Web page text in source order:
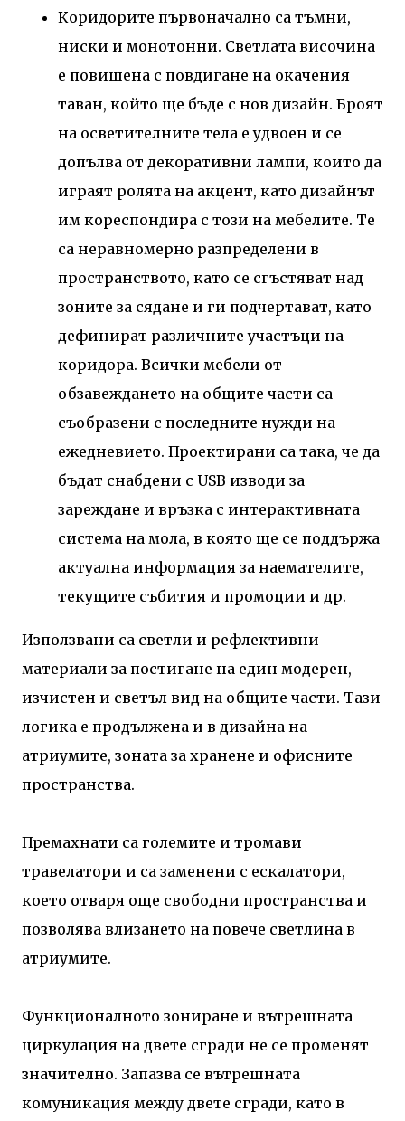
Коридорите първоначално са тъмни,
ниски и монотонни. Светлата височина
е повишена с повдигане на окачения
таван, който ще бъде с нов дизайн. Броят
на осветителните тела е удвоен и се
допълва от декоративни лампи, които да
играят ролята на акцент, като дизайнът
им кореспондира с този на мебелите. Те
са неравномерно разпределени в
пространството, като се сгъстяват над
зоните за сядане и ги подчертават, като
дефинират различните участъци на
коридора. Всички мебели от
обзавеждането на общите части са
съобразени с последните нужди на
ежедневието. Проектирани са така, че да
бъдат снабдени с USB изводи за
зареждане и връзка с интерактивната
система на мола, в която ще се поддържа
актуална информация за наемателите,
текущите събития и промоции и др.
Използвани са светли и рефлективни
материали за постигане на един модерен,
изчистен и светъл вид на общите части. Тази
логика е продължена и в дизайна на
атриумите, зоната за хранене и офисните
пространства.
Премахнати са големите и тромави
травелатори и са заменени с ескалатори,
което отваря още свободни пространства и
позволява влизането на повече светлина в
атриумите.
Функционалното зониране и вътрешната
циркулация на двете сгради не се променят
значително. Запазва се вътрешната
комуникация между двете сгради, като в